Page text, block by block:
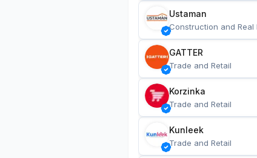
Ustaman
Construction and Real
GATTER
Trade and Retail
Korzinka
Trade and Retail
Kunleek
Trade and Retail